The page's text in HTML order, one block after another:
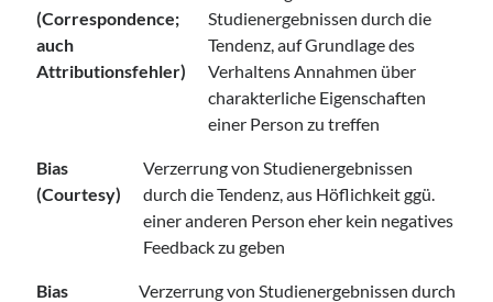
(Correspondence;
auch
Attributionsfehler)
Studienergebnissen durch die
Tendenz, auf Grundlage des
Verhaltens Annahmen über
charakterliche Eigenschaften
einer Person zu treffen
Bias
(Courtesy)
Verzerrung von Studienergebnissen
durch die Tendenz, aus Höflichkeit ggü.
einer anderen Person eher kein negatives
Feedback zu geben
Bias
Verzerrung von Studienergebnissen durch